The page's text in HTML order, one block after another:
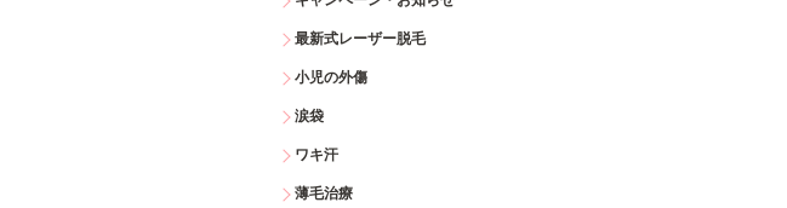
最新式レーザー脱毛
小児の外傷
涙袋
ワキ汗
薄毛治療